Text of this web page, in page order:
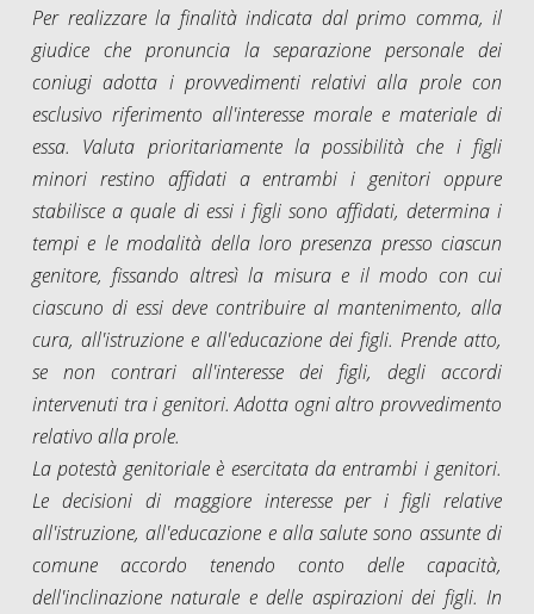
Per realizzare la finalità indicata dal primo comma, il
giudice che pronuncia la separazione personale dei
coniugi adotta i provvedimenti relativi alla prole con
esclusivo riferimento all'interesse morale e materiale di
essa. Valuta prioritariamente la possibilità che i figli
minori restino affidati a entrambi i genitori oppure
stabilisce a quale di essi i figli sono affidati, determina i
tempi e le modalità della loro presenza presso ciascun
genitore, fissando altresì la misura e il modo con cui
ciascuno di essi deve contribuire al mantenimento, alla
cura, all'istruzione e all'educazione dei figli. Prende atto,
se non contrari all'interesse dei figli, degli accordi
intervenuti tra i genitori. Adotta ogni altro provvedimento
relativo alla prole.
La potestà genitoriale è esercitata da entrambi i genitori.
Le decisioni di maggiore interesse per i figli relative
all'istruzione, all'educazione e alla salute sono assunte di
comune accordo tenendo conto delle capacità,
dell'inclinazione naturale e delle aspirazioni dei figli. In